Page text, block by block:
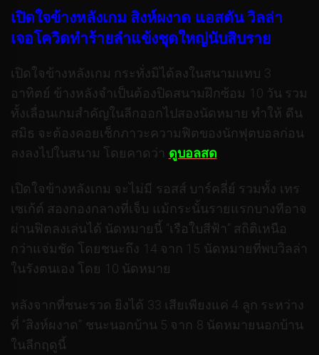
เปิดใจข้างหลังเกม สิงห์ผงาด แอสตัน วิลล่า
เจอโควิดทำร้ายลำแข้งชุดใหญ่นับสิบราย
เปิดใจข้างหลังเกม กระทั่งมิได้ลงในสนามแทบ 3
อาทิตย์ ข้างหลังจำเป็นต้องปิดสนามฝึกซ้อม 10 วัน รวม
ทั้งเลื่อนเกมสำคัญในลีกออกไปสองนัดหมาย ทำให้ ดีน
สมิธ จะต้องคอยเช็กภาวะความฟิตของนักฟุตบอลก่อน
ลงลงไปในสนาม โดยคาดว่า ดูบอลสด
เปิดใจข้างหลังเกม จะไม่มี รอสส์ บาร์คลี่ย์ รวมทั้ง เทร
เซเก้ต์ สองกองกลางที่เจ็บ แม้กระนั้นรายแรกบางทีอาจ
ผ่านฟิตลงเล่นได้ นัดหมายนี้ “เรือใบสีฟ้า” สถิติเหนือ
กว่าแจ่มชัด โดยชนะถึง 14 จาก 15 นัดหมายที่พบวิลล่า
ในรังตนเอง โดย 10 นัดหมาย
หลังจากที่ชนะรวด ยิงได้ 33 เสียเพียงแค่ 4 ลูก ระหว่าง
ที่ “สิงห์ผงาด” ชนะนอกบ้าน 5 จาก 8 นัดหมายนอกบ้าน
ในลีกฤดูนี้